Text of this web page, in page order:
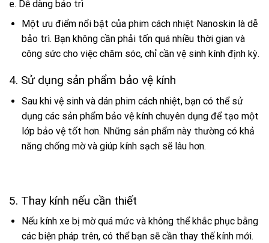
e. Dễ dàng bảo trì
Một ưu điểm nổi bật của phim cách nhiệt Nanoskin là dễ
bảo trì. Bạn không cần phải tốn quá nhiều thời gian và
công sức cho việc chăm sóc, chỉ cần vệ sinh kính định kỳ.
4. Sử dụng sản phẩm bảo vệ kính
Sau khi vệ sinh và dán phim cách nhiệt, bạn có thể sử
dụng các sản phẩm bảo vệ kính chuyên dụng để tạo một
lớp bảo vệ tốt hơn. Những sản phẩm này thường có khả
năng chống mờ và giúp kính sạch sẽ lâu hơn.
5. Thay kính nếu cần thiết
Nếu kính xe bị mờ quá mức và không thể khắc phục bằng
các biện pháp trên, có thể bạn sẽ cần thay thế kính mới.